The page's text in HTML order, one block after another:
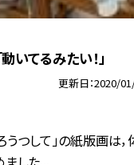
いてるみたい！」
更新日 2020/
うつして」の紙版画は